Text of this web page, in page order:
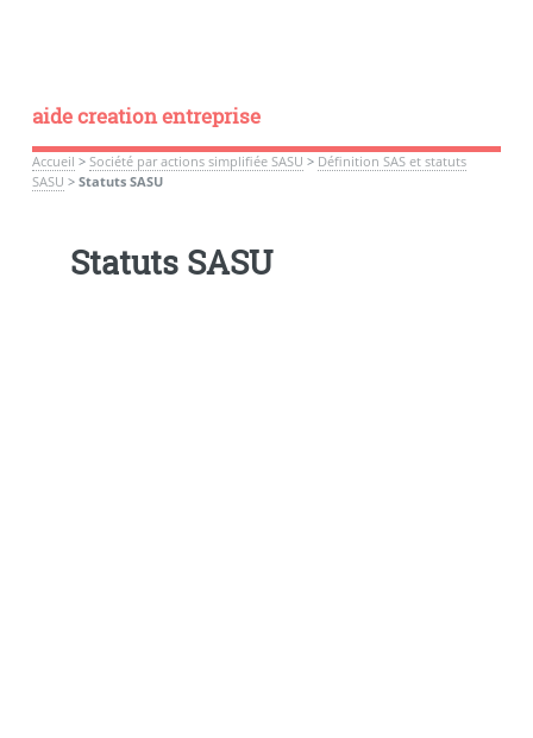
aide creation entreprise
Accueil > Société par actions simplifiée SASU > Définition SAS et statuts
SASU > Statuts SASU
Statuts SASU